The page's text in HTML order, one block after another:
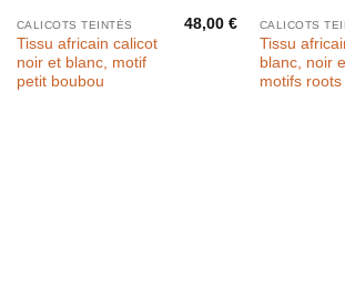
CALICOTS TEINTÉS
Tissu africain calicot
noir et blanc, motif
petit boubou
48,00€ CALICOTS
Tissu
blanc, noir
motifs roots